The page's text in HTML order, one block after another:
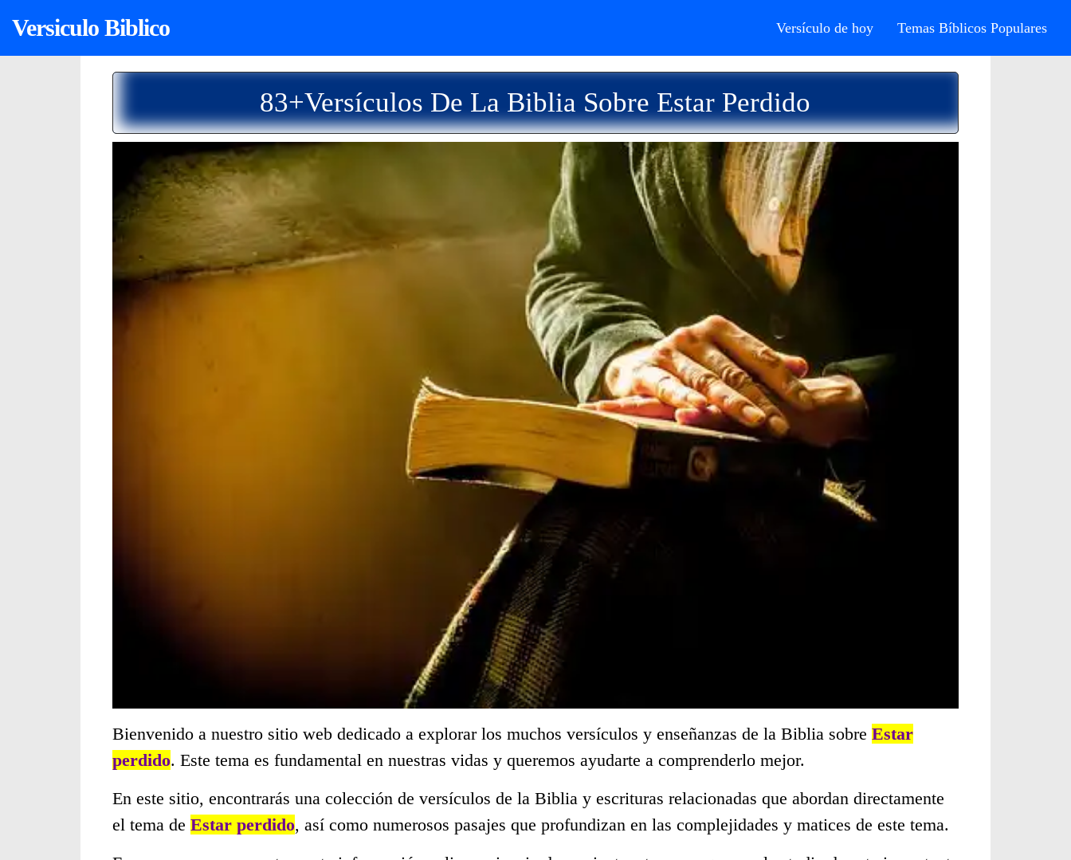
Versiculo Biblico Versículo de hoy Temas Bíblicos Populares
83+Versículos De La Biblia Sobre Estar Perdido
Bienvenido a nuestro sitio web dedicado a explorar los muchos versículos y enseñanzas de la Biblia sobre Estar
perdido. Este tema es fundamental en nuestras vidas y queremos ayudarte a comprenderlo mejor.
En este sitio, encontrarás una colección de versículos de la Biblia y escrituras relacionadas que abordan directamente
el tema de Estar perdido, así como numerosos pasajes que profundizan en las complejidades y matices de este tema.